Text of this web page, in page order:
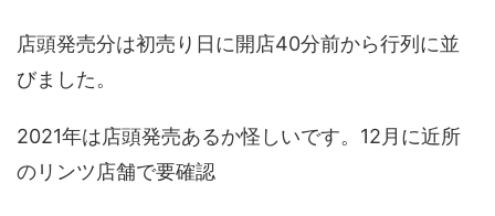
店頭発売分は初売り日に開店40分前から行列に並
びました。
2021年は店頭発売あるか怪しいです。12月に近所
のリンツ店舗で要確認